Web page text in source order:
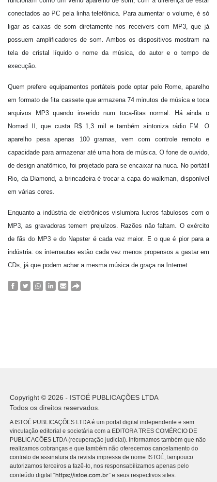
conectados ao PC pela linha telefônica. Para aumentar o volume, é só
ligar as caixas de som diretamente nos receivers com MP3, que já
possuem amplificadores de som. Ambos os dispositivos mostram na
tela de cristal líquido o nome da música, do autor e o tempo de
execução.
Quem prefere equipamentos portáteis pode optar pelo Rome, aparelho
em formato de fita cassete que armazena 74 minutos de música e toca
arquivos MP3 quando inserido num toca-fitas normal. Há ainda o
Nomad II, que custa R$ 1,3 mil e também sintoniza rádio FM. O
aparelho pesa apenas 100 gramas, vem com controle remoto e
capacidade para armazenar até uma hora de música. O fone de ouvido,
de design anatômico, foi projetado para se encaixar na nuca. No portátil
Rio, da Diamond, a brincadeira é trocar a capa do walkman, disponível
em várias cores.
Enquanto a indústria de eletrônicos vislumbra lucros fabulosos com o
MP3, as gravadoras temem prejuízos. Razões não faltam. O exército
de fãs do MP3 e do Napster é cada vez maior. E o que é pior para a
indústria: os internautas estão cada vez menos propensos a gastar em
CDs, já que podem achar a mesma música de graça na Internet.
Copyright © 2026 - ISTOÉ PUBLICAÇÕES LTDA
Todos os direitos reservados.
A ISTOÉ PUBLICAÇÕES LTDA é um portal digital independente e sem
vinculação editorial e societária com a EDITORA TRES COMÉRCIO DE
PUBLICACÕES LTDA (recuperação judicial). Informamos também que não
realizamos cobranças e que também não oferecemos cancelamento do
contrato de assinatura da revista impressa de nome ISTOÉ, tampouco
autorizamos terceiros a fazê-lo, nos responsabilizamos apenas pelo
conteúdo digital “https://istoe.com.br” e seus respectivos sites.